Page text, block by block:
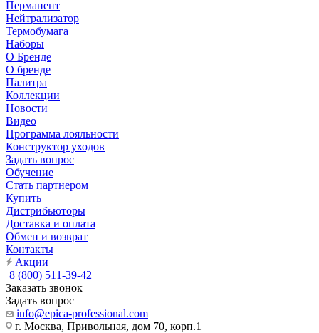
Перманент
Нейтрализатор
Термобумага
Наборы
О Бренде
О бренде
Палитра
Коллекции
Новости
Видео
Программа лояльности
Конструктор уходов
Задать вопрос
Обучение
Стать партнером
Купить
Дистрибьюторы
Доставка и оплата
Обмен и возврат
Контакты
Акции
8 (800) 511-39-42
Заказать звонок
Задать вопрос
info@epica-professional.com
г. Москва, Привольная, дом 70, корп.1